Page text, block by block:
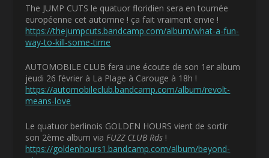
The JUMP CUTS le quatuor floridien sera en tournée
européenne cet automne ! ça fait vraiment envie !
https://thejumpcuts.bandcamp.com/album/what-a-fun-
way-to-kill-some-time
AUTOMOBILE CLUB fera une écoute de son 1 er album
jeudi 26 février à La Plage à Carouge à 18h !
https://automobileclub.bandcamp.com/album/revolt-
means-love
Le quatuor berlinois GOLDEN HOURS vient de sortir
son 2ème album via FUZZ CLUB Rds !
https://goldenhours1.bandcamp.com/album/beyond-